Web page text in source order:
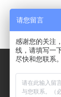
友
请您留言
感谢您的关注
线，请填写一
尽快和您联系。